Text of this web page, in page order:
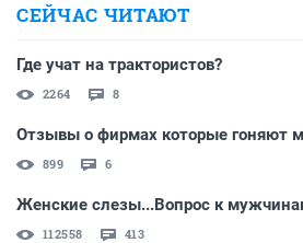
СЕЙЧАС ЧИТАЮТ
Где учат на трактористов?
2264 8
Отзывы о фирмах которые гоняют
899 6
Женские слезы...Вопрос к
112558 413